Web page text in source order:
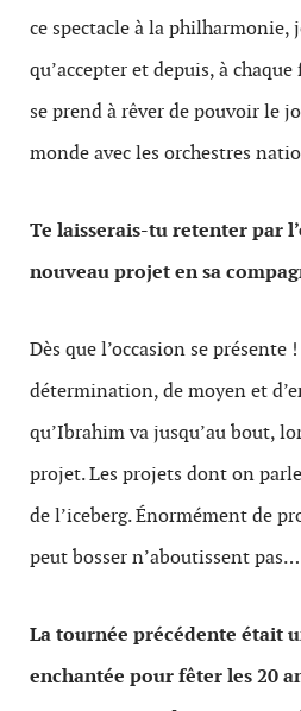
ce spectacle à la philharmonie,
qu’accepter et depuis, à
se prend à rêver de pouvoir le
monde avec les orchestres
Te laisserais-tu retenter par
nouveau projet en sa
Dès que l’occasion se présente
détermination, de moyen et
qu’Ibrahim va jusqu’au bout,
projet. Les projets dont on
de l’iceberg. Énormément de
peut bosser n’aboutissent pas…
La tournée précédente était
enchantée pour fêter les 20